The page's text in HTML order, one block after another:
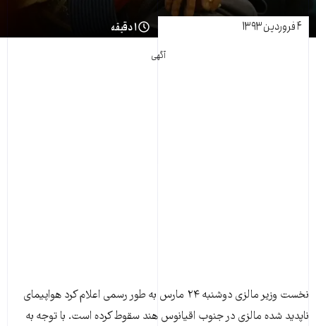
۴ فروردین ۱۳۹۳ ۱ دقیقه
آگهی
نخست وزیر مالزی دوشنبه ۲۴ مارس به طور رسمی اعلام کرد هواپیمای
ناپدید شده مالزی در جنوب اقیانوس هند سقوط کرده است. با توجه به